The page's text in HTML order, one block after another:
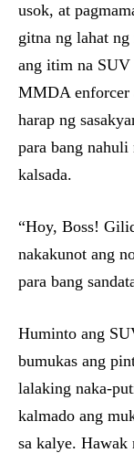
usok, at
gitna ng lahat
ang itim na SUV
MMDA enforcer
harap ng
para bang
kalsada.
“Hoy, Boss!
nakakunot ang
para bang
Huminto ang
bumukas ang
lalaking naka-
kalmado ang
sa kalye.